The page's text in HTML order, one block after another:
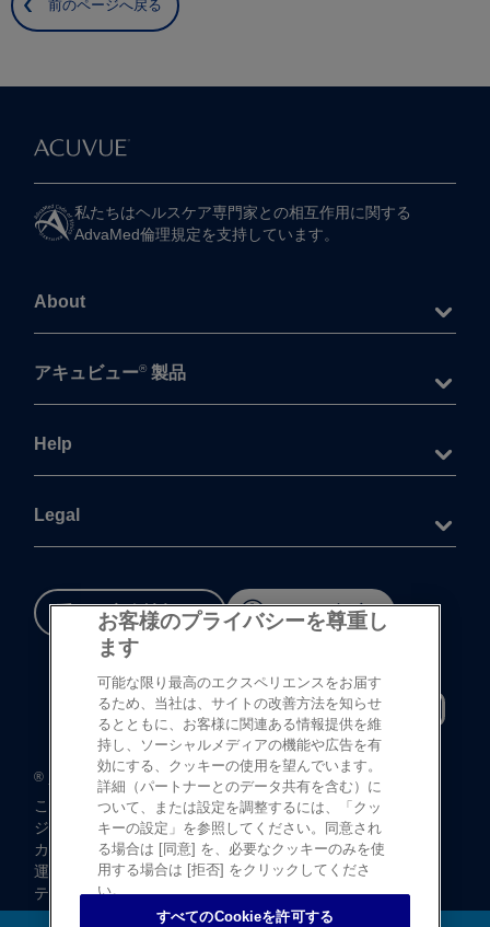
前のページへ戻る
私たちは​ヘルスケア専門家との​相互作用に​関する​
AdvaMed倫理規定を​支持しています。
About
アキュビュー® 製品
Help
Legal
重要な​安全情報 Cookie 設定
® 登録商標©Johnson & Johnson K.K. 1997-2026
この​サイトならびに​サイト内の​コンテンツは、​
ジョンソン・ エンド・ ジョンソン株式会社 ビジョンケア
カンパニーに​よって、​日本国内向けに​制作・ ​
運営されています。
テキストデータならびに​画像データの​無断転載は​お断り​
いたします。
お客様のプライバシーを尊重し
ます
可能な限り最高のエクスペリエンスをお届す
るため、当社は、サイトの改善方法を知らせ
るとともに、お客様に関連ある情報提供を維
持し、ソーシャルメディアの機能や広告を有
効にする、クッキーの使用を望んでいます。
詳細（パートナーとのデータ共有を含む）に
ついて、または設定を調整するには、「クッ
キーの設定」を参照してください。同意され
る場合は [同意] を、必要なクッキーのみを使
用する場合は [拒否] をクリックしてくださ
い。
すべてのCookieを許可する